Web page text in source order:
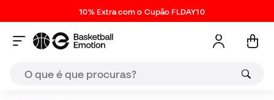
10% Extra com o Cupão FLDAY10